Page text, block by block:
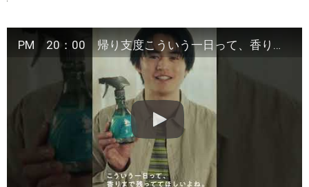
PM 20：00 帰り支度こういう一日って、香りまで残っててほしいよね。